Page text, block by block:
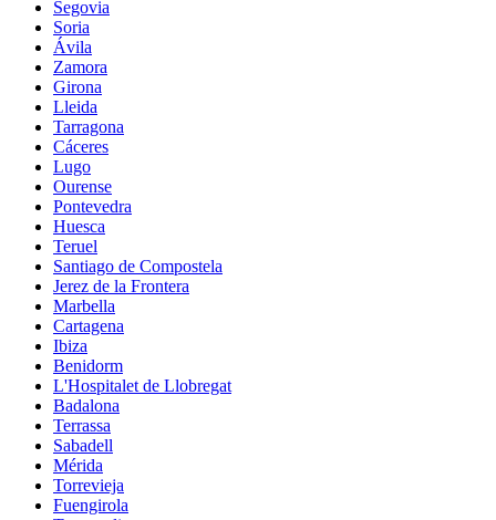
Segovia
Soria
Ávila
Zamora
Girona
Lleida
Tarragona
Cáceres
Lugo
Ourense
Pontevedra
Huesca
Teruel
Santiago de Compostela
Jerez de la Frontera
Marbella
Cartagena
Ibiza
Benidorm
L'Hospitalet de Llobregat
Badalona
Terrassa
Sabadell
Mérida
Torrevieja
Fuengirola